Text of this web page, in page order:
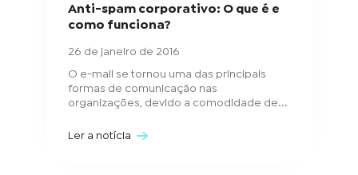
Anti-spam corporativo: O que é e
como funciona?
26 de janeiro de 2016
O e-mail se tornou uma das principais
formas de comunicação nas
organizações, devido a comodidade de...
Ler a notícia